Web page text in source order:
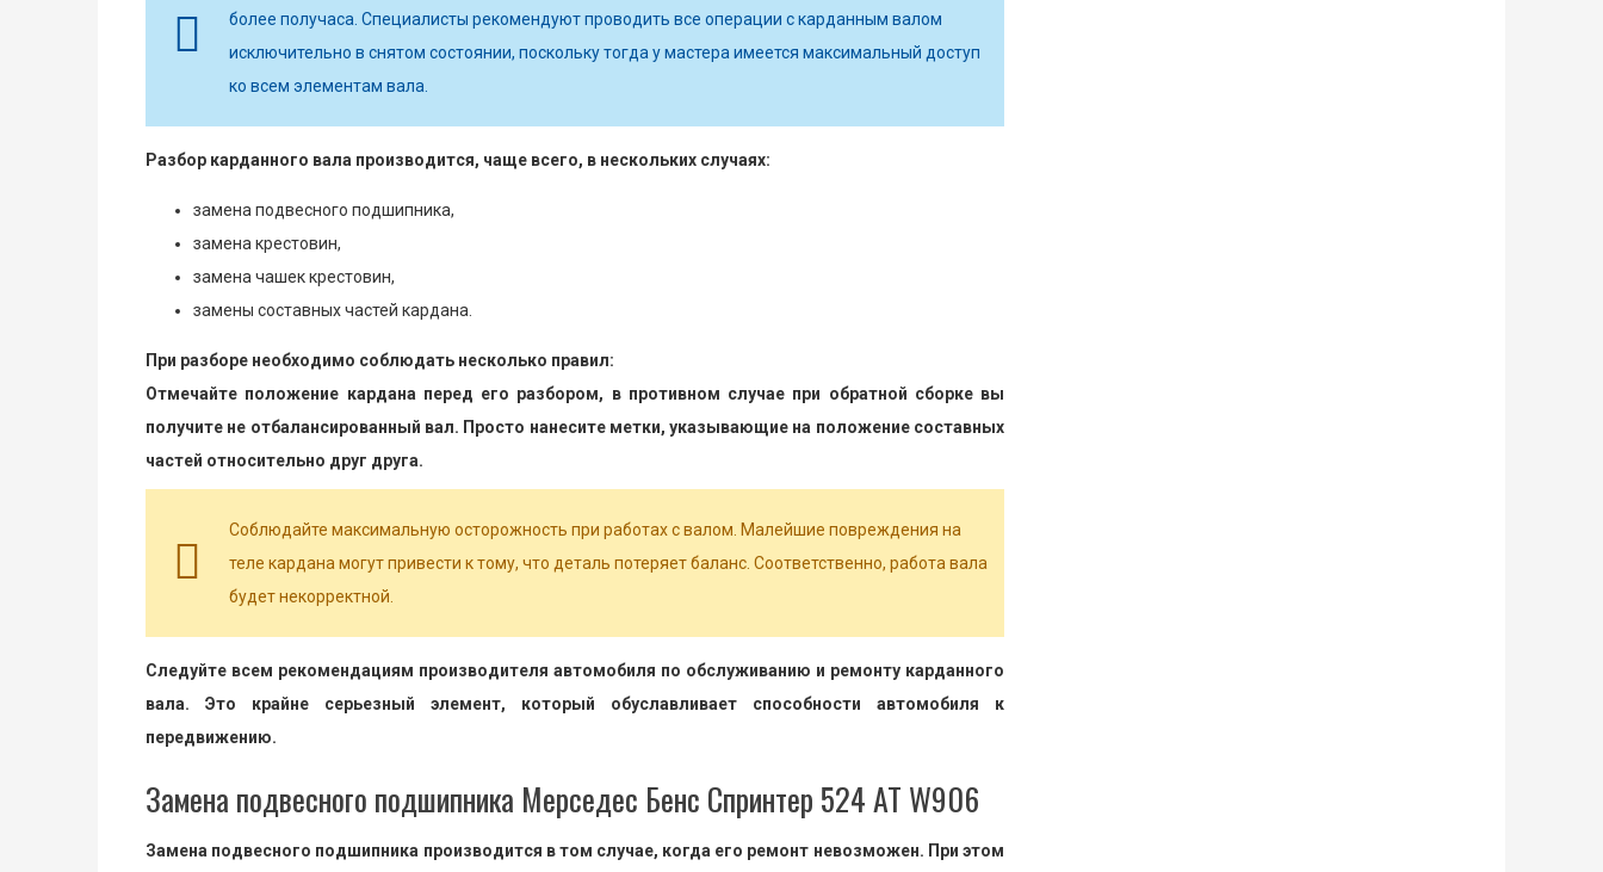
более получаса. Специалисты рекомендуют проводить все операции с карданным валом
исключительно в снятом состоянии, поскольку тогда у мастера имеется максимальный доступ
ко всем элементам вала.
Разбор карданного вала производится, чаще всего, в нескольких случаях:
замена подвесного подшипника,
замена крестовин,
замена чашек крестовин,
замены составных частей кардана.
При разборе необходимо соблюдать несколько правил:
Отмечайте положение кардана перед его разбором, в противном случае при обратной сборке вы
получите не отбалансированный вал. Просто нанесите метки, указывающие на положение составных
частей относительно друг друга.
Соблюдайте максимальную осторожность при работах с валом. Малейшие повреждения на
теле кардана могут привести к тому, что деталь потеряет баланс. Соответственно, работа вала
будет некорректной.
Следуйте всем рекомендациям производителя автомобиля по обслуживанию и ремонту карданного
вала. Это крайне серьезный элемент, который обуславливает способности автомобиля к
передвижению.
Замена подвесного подшипника Мерседес Бенс Спринтер 524 AT W906
Замена подвесного подшипника производится в том случае, когда его ремонт невозможен. При этом